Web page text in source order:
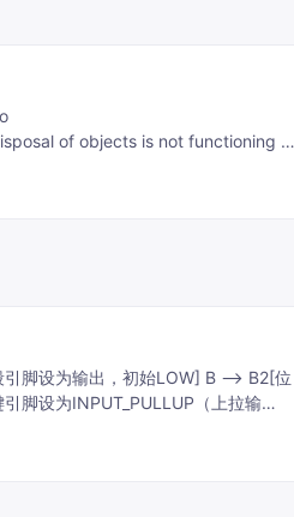
of objects is not functioning as